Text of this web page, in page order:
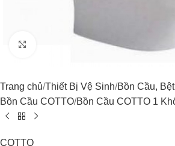
Click to enlarge
Trang chủ Thiết Bị Vệ Sinh Bồn Cầu,
Bồn Cầu COTTO Bồn Cầu COTTO 1
COTTO